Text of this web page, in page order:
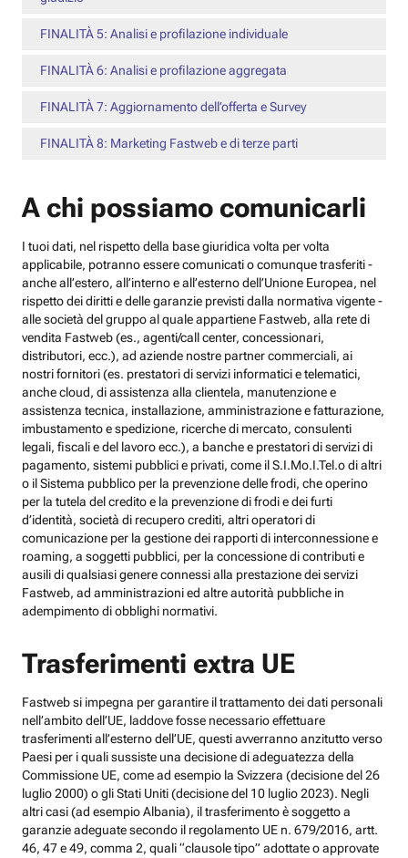
FINALITÀ 5: Analisi e profilazione individuale
FINALITÀ 6: Analisi e profilazione aggregata
FINALITÀ 7: Aggiornamento dell’offerta e Survey
FINALITÀ 8: Marketing Fastweb e di terze parti
A chi possiamo comunicarli
I tuoi dati, nel rispetto della base giuridica volta per volta
applicabile, potranno essere comunicati o comunque trasferiti -
anche all’estero, all’interno e all’esterno dell’Unione Europea, nel
rispetto dei diritti e delle garanzie previsti dalla normativa vigente -
alle società del gruppo al quale appartiene Fastweb, alla rete di
vendita Fastweb (es., agenti/call center, concessionari,
distributori, ecc.), ad aziende nostre partner commerciali, ai
nostri fornitori (es. prestatori di servizi informatici e telematici,
anche cloud, di assistenza alla clientela, manutenzione e
assistenza tecnica, installazione, amministrazione e fatturazione,
imbustamento e spedizione, ricerche di mercato, consulenti
legali, fiscali e del lavoro ecc.), a banche e prestatori di servizi di
pagamento, sistemi pubblici e privati, come il S.I.Mo.I.Tel.o di altri
o il Sistema pubblico per la prevenzione delle frodi, che operino
per la tutela del credito e la prevenzione di frodi e dei furti
d’identità, società di recupero crediti, altri operatori di
comunicazione per la gestione dei rapporti di interconnessione e
roaming, a soggetti pubblici, per la concessione di contributi e
ausili di qualsiasi genere connessi alla prestazione dei servizi
Fastweb, ad amministrazioni ed altre autorità pubbliche in
adempimento di obblighi normativi.
Trasferimenti extra UE
Fastweb si impegna per garantire il trattamento dei dati personali
nell’ambito dell’UE, laddove fosse necessario effettuare
trasferimenti all’esterno dell’UE, questi avverranno anzitutto verso
Paesi per i quali sussiste una decisione di adeguatezza della
Commissione UE, come ad esempio la Svizzera (decisione del 26
luglio 2000) o gli Stati Uniti (decisione del 10 luglio 2023). Negli
altri casi (ad esempio Albania), il trasferimento è soggetto a
garanzie adeguate secondo il regolamento UE n. 679/2016, artt.
46, 47 e 49, comma 2, quali “clausole tipo” adottate o approvate